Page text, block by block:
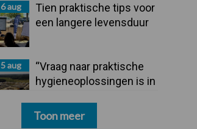
6 aug
Tien praktische tips voor
een langere levensduur
5 aug
“Vraag naar praktische
hygieneoplossingen is in
Toon meer